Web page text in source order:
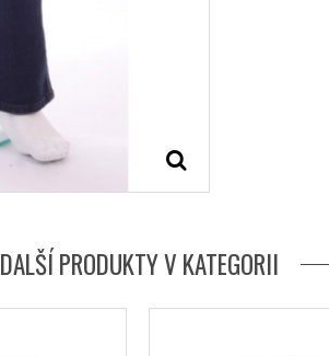
DALŠÍ PRODUKTY V KATEGORII